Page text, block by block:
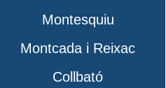
Montesquiu
Montcada i Reixac
Collbató